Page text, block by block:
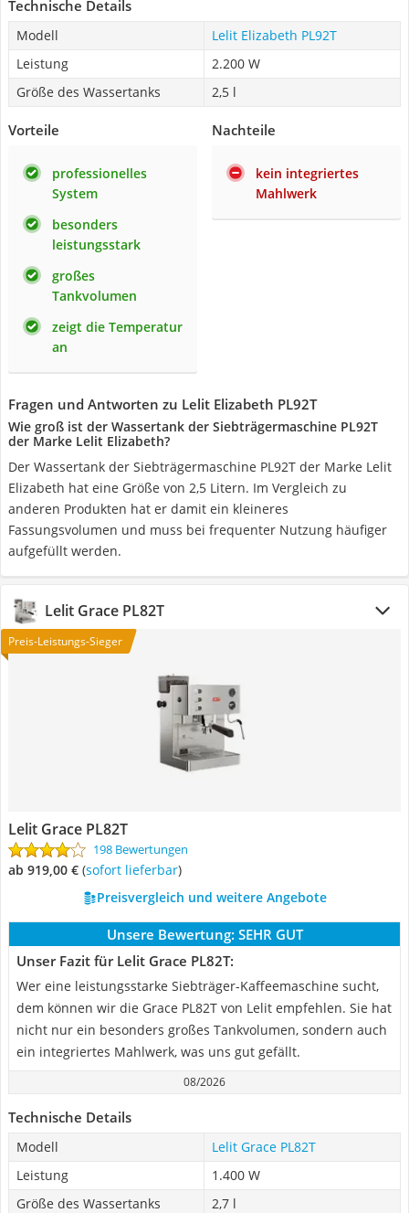
Technische Details
Modell
Lelit Elizabeth PL92T
Leistung
2.200 W
Größe des Wassertanks
2,5 l
Vorteile
professionelles
System
besonders
leistungsstark
großes
Tankvolumen
zeigt die Temperatur
an
Nachteile
kein integriertes
Mahlwerk
Fragen und Antworten zu Lelit Elizabeth PL92T
Wie groß ist der Wassertank der Siebträgermaschine PL92T
der Marke Lelit Elizabeth?
Der Wassertank der Siebträgermaschine PL92T der Marke Lelit
Elizabeth hat eine Größe von 2,5 Litern. Im Vergleich zu
anderen Produkten hat er damit ein kleineres
Fassungsvolumen und muss bei frequenter Nutzung häufiger
aufgefüllt werden.
Lelit Grace PL82T
Preis-Leistungs-Sieger
Lelit Grace PL82T
198 Bewertungen
ab 919,00 € ( Sofort lieferbar)
Preisvergleich und weitere Angebote
Unsere Bewertung: SEHR GUT
Unser Fazit für Lelit Grace PL82T:
Wer eine leistungsstarke Siebträger-Kaffeemaschine sucht,
dem können wir die Grace PL82T von Lelit empfehlen. Sie hat
nicht nur ein besonders großes Tankvolumen, sondern auch
ein integriertes Mahlwerk, was uns gut gefällt.
08/2026
Technische Details
Modell
Lelit Grace PL82T
Leistung
1.400 W
Größe des Wassertanks
2,7 l